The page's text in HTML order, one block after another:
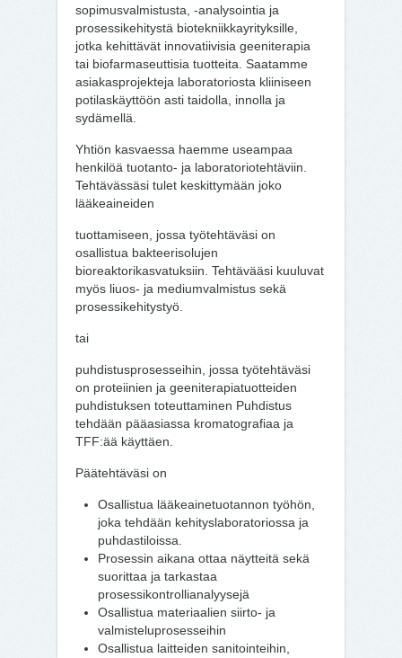
sopimusvalmistusta, -analysointia ja
prosessikehitystä biotekniikkayrityksille,
jotka kehittävät innovatiivisia geeniterapia
tai biofarmaseuttisia tuotteita. Saatamme
asiakasprojekteja laboratoriosta kliiniseen
potilaskäyttöön asti taidolla, innolla ja
sydämellä.
Yhtiön kasvaessa haemme useampaa
henkilöä tuotanto- ja laboratoriotehtäviin.
Tehtävässäsi tulet keskittymään joko
lääkeaineiden
tuottamiseen, jossa työtehtäväsi on
osallistua bakteerisolujen
bioreaktorikasvatuksiin. Tehtävääsi kuuluvat
myös liuos- ja mediumvalmistus sekä
prosessikehitystyö.
tai
puhdistusprosesseihin, jossa työtehtäväsi
on proteiinien ja geeniterapiatuotteiden
puhdistuksen toteuttaminen Puhdistus
tehdään pääasiassa kromatografiaa ja
TFF:ää käyttäen.
Päätehtäväsi on
Osallistua lääkeainetuotannon työhön,
joka tehdään kehityslaboratoriossa ja
puhdastiloissa.
Prosessin aikana ottaa näytteitä sekä
suorittaa ja tarkastaa
prosessikontrollianalyysejä
Osallistua materiaalien siirto- ja
valmisteluprosesseihin
Osallistua laitteiden sanitointeihin,